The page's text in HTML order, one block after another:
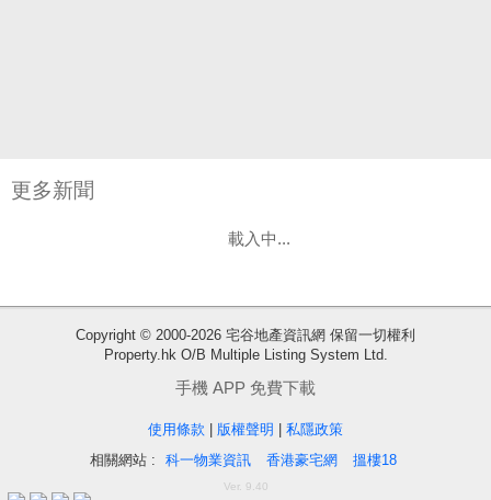
更多新聞
載入中...
Copyright © 2000-2026 宅谷地產資訊網 保留一切權利
Property.hk O/B Multiple Listing System Ltd.
手機 APP 免費下載
使用條款 | 版權聲明 | 私隱政策
相關網站 :
科一物業資訊 香港豪宅網 搵樓18
Ver. 9.40